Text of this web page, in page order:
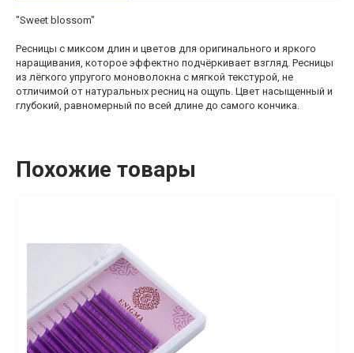
"Sweet blossom"
Ресницы с миксом длин и цветов для оригинального и яркого
наращивания, которое эффектно подчёркивает взгляд. Ресницы
из лёгкого упругого моноволокна с мягкой текстурой, не
отличимой от натуральных ресниц на ощупь. Цвет насыщенный и
глубокий, равномерный по всей длине до самого кончика.
Похожие товары